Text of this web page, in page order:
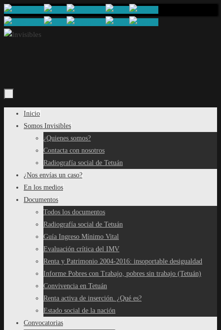
Saltar
al
contenido
Saltar
Inicio
Somos Invisibles
¿Quienes somos?
Contacta con nosotros
Radiografía social de Tetuán
¿Nos envías un caso?
En los medios
Documentos
Todos los documentos
Radiografía social de Tetuán
Guía Ingreso Mínimo Vital
Evaluación crítica del IMV
Renta y Patrimonio 2004-2016: insoportable desigualdad
Informe Pobres con Trabajo, pobres sin trabajo (Tetuán)
Convivencia en Tetuán
Renta activa de inserción. ¿Qué es?
Estado social de la nación
Convocatorias